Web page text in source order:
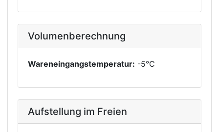
Volumenberechnung
Wareneingangstemperatur: -5°C
Aufstellung im Freien